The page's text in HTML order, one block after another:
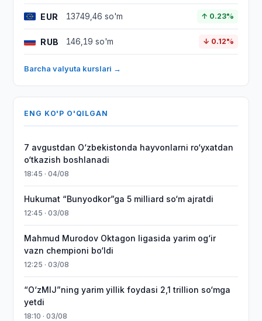
EUR 13749,46 so'm ↑ 0.23%
RUB 146,19 so'm ↓ 0.12%
Barcha valyuta kurslari →
ENG KO'P O'QILGAN
7 avgustdan O‘zbekistonda hayvonlarni ro‘yxatdan
o‘tkazish boshlanadi
18:45 · 04/08
Hukumat “Bunyodkor”ga 5 milliard so‘m ajratdi
12:45 · 03/08
Mahmud Murodov Oktagon ligasida yarim og‘ir
vazn chempioni bo‘ldi
12:25 · 03/08
“O‘zMIJ”ning yarim yillik foydasi 2,1 trillion so‘mga
yetdi
18:10 · 03/08